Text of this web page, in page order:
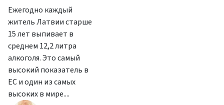
Ежегодно каждый
житель Латвии старше
15 лет выпивает в
среднем 12,2 литра
алкоголя. Это самый
высокий показатель в
ЕС и один из самых
высоких в мире....